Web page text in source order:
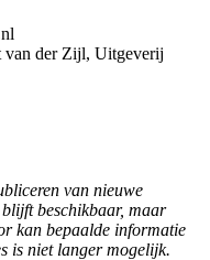
van der Zijl, Uitgeverij
van nieuwe
beschikbaar, maar
kan bepaalde informatie
is niet langer mogelijk.